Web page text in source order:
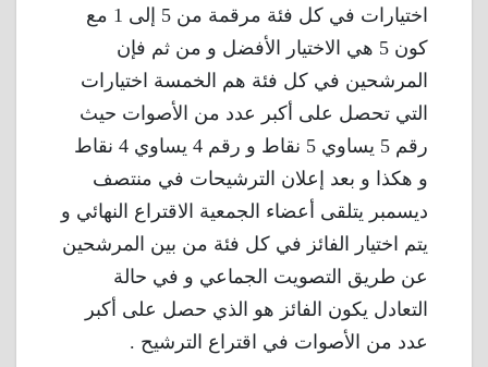
اختيارات في كل فئة مرقمة من 5 إلى 1 مع
كون 5 هي الاختيار الأفضل و من ثم فإن
المرشحين في كل فئة هم الخمسة اختيارات
التي تحصل على أكبر عدد من الأصوات حيث
رقم 5 يساوي 5 نقاط و رقم 4 يساوي 4 نقاط
و هكذا و بعد إعلان الترشيحات في منتصف
ديسمبر يتلقى أعضاء الجمعية الاقتراع النهائي و
يتم اختيار الفائز في كل فئة من بين المرشحين
عن طريق التصويت الجماعي و في حالة
التعادل يكون الفائز هو الذي حصل على أكبر
عدد من الأصوات في اقتراع الترشيح .